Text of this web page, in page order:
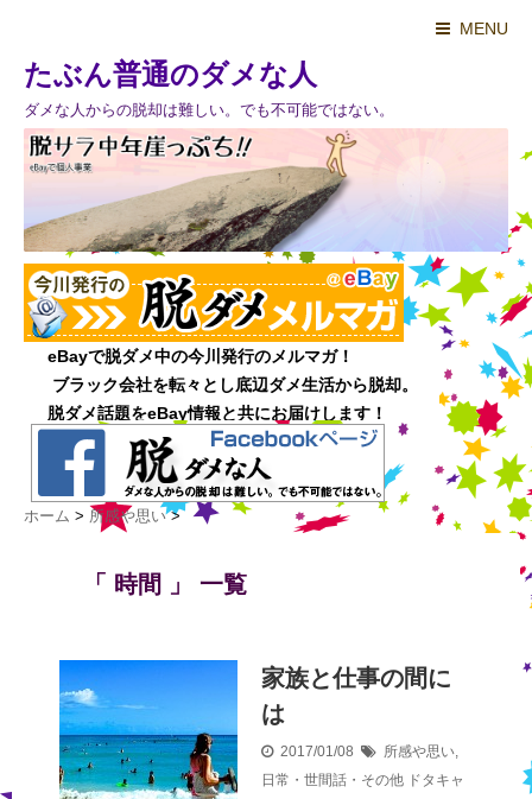
MENU
たぶん普通のダメな人
ダメな人からの脱却は難しい。でも不可能ではない。
ホーム > 所感や思い >
「 時間 」 一覧
家族と仕事の間に
は
2017/01/08 所感や思い,
日常・世間話・その他 ドタキャ